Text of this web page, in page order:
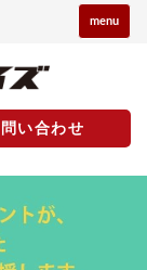
menu
い合わせ